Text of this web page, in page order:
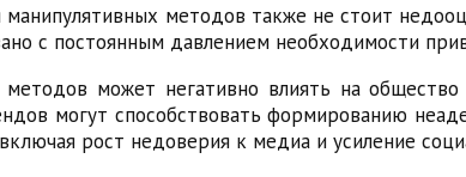
методов также не стоит
с постоянным давлением необходимости
методов может негативно влиять на
могут способствовать формированию
рост недоверия к медиа и усиление